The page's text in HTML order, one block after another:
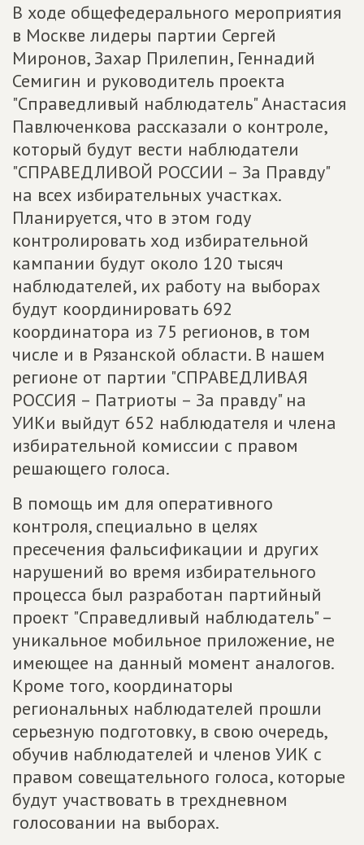
В ходе общефедерального мероприятия
в Москве лидеры партии Сергей
Миронов, Захар Прилепин, Геннадий
Семигин и руководитель проекта
"Справедливый наблюдатель" Анастасия
Павлюченкова рассказали о контроле,
который будут вести наблюдатели
"СПРАВЕДЛИВОЙ РОССИИ – За Правду"
на всех избирательных участках.
Планируется, что в этом году
контролировать ход избирательной
кампании будут около 120 тысяч
наблюдателей, их работу на выборах
будут координировать 692
координатора из 75 регионов, в том
числе и в Рязанской области. В нашем
регионе от партии "СПРАВЕДЛИВАЯ
РОССИЯ – Патриоты – За правду" на
УИКи выйдут 652 наблюдателя и члена
избирательной комиссии с правом
решающего голоса.
В помощь им для оперативного
контроля, специально в целях
пресечения фальсификации и других
нарушений во время избирательного
процесса был разработан партийный
проект "Справедливый наблюдатель" –
уникальное мобильное приложение, не
имеющее на данный момент аналогов.
Кроме того, координаторы
региональных наблюдателей прошли
серьезную подготовку, в свою очередь,
обучив наблюдателей и членов УИК с
правом совещательного голоса, которые
будут участвовать в трехдневном
голосовании на выборах.